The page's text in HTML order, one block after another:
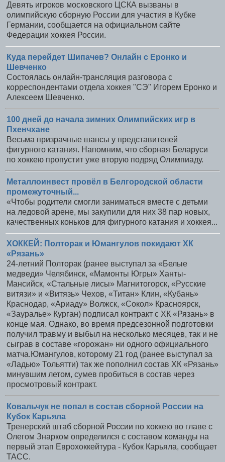
Девять игроков московского ЦСКА вызваны в
олимпийскую сборную России для участия в Кубке
Германии, сообщается на официальном сайте
Федерации хоккея России.
Куда перейдет Шипачев? Онлайн с Еронко и
Шевченко
Состоялась онлайн-трансляция разговора с
корреспондентами отдела хоккея "СЭ" Игорем Еронко и
Алексеем Шевченко.
100 дней до начала зимних Олимпийских игр в
Пхенчхане
Весьма призрачные шансы у представителей
фигурного катания. Напомним, что сборная Беларуси
по хоккею пропустит уже вторую подряд Олимпиаду.
Металлоинвест провёл в Белгородской области
промежуточный...
«Чтобы родители смогли заниматься вместе с детьми
на ледовой арене, мы закупили для них 38 пар новых,
качественных коньков для фигурного катания и хоккея...
ХОККЕЙ: Полторак и Юмангулов покидают ХК
«Рязань»
24-летний Полторак (ранее выступал за «Белые
медведи» Челябинск, «Мамонты Югры» Ханты-
Мансийск, «Стальные лисы» Магнитогорск, «Русские
витязи» и «Витязь» Чехов, «Титан» Клин, «Кубань»
Краснодар, «Ариаду» Волжск, «Сокол» Красноярск,
«Зауралье» Курган) подписал контракт с ХК «Рязань» в
конце мая. Однако, во время предсезонной подготовки
получил травму и выбыл на несколько месяцев, так и не
сыграв в составе «горожан» ни одного официального
матча.Юмангулов, которому 21 год (ранее выступал за
«Ладью» Тольятти) так же пополнил состав ХК «Рязань»
минувшим летом, сумев пробиться в состав через
просмотровый контракт.
Ковальчук не попал в состав сборной России на
Кубок Карьяла
Тренерский штаб сборной России по хоккею во главе с
Олегом Знарком определился с составом команды на
первый этап Еврохоккейтура - Кубок Карьяла, сообщает
ТАСС.